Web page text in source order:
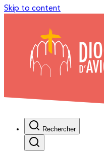
Skip to content
Rechercher